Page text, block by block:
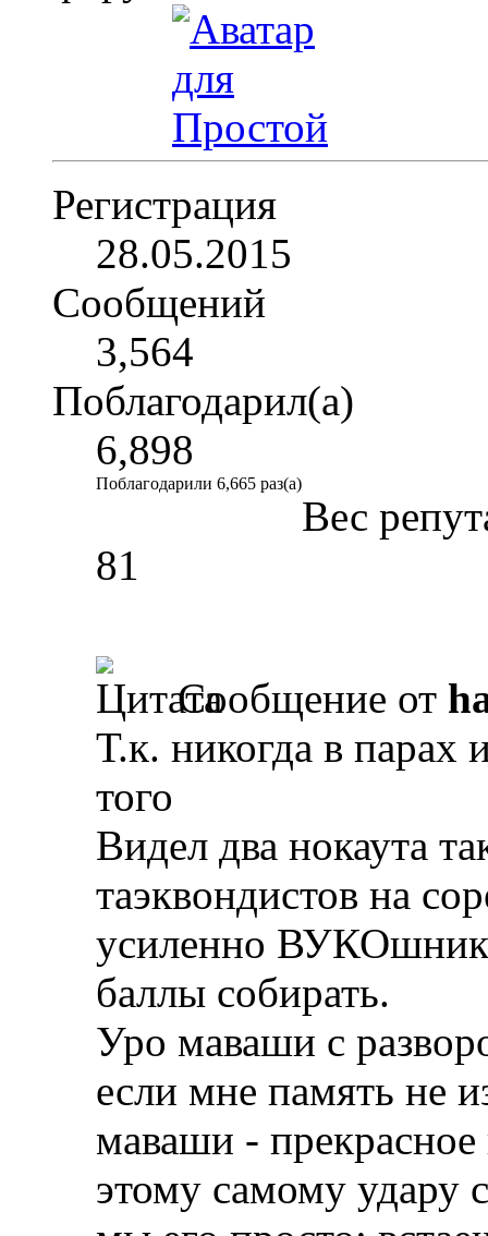
Регистрация
28.05.2015
Сообщений
3,564
Поблагодарил(а)
6,898
Поблагодарили 6,665 раз(а)
Вес
81
Сообщение от
Т.к. никогда в парах
того
Видел два нокаута
таэквондистов на
усиленно
баллы собирать.
Уро маваши с
если мне память не
маваши -
этому самому удару